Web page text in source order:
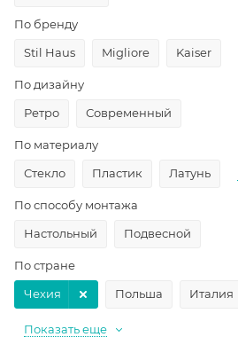
По бренду
Stil Haus
Migliore Kaiser
По дизайну
Ретро
Современный
По материалу
Стекло
Пластик Латунь
По способу монтажа
Настольный
Подвесной
По стране
Чехия
Польша Италия
Показать еще